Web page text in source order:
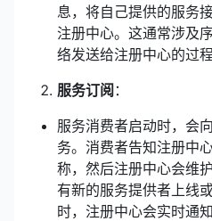
息，将自己提供的服务
注册中心。这通常涉及
络发送给注册中心的过程
服务订阅 ：
服务消费者启动时，会
务。消费者告知注册中
称，然后注册中心会维
有新的服务提供者上线
时，注册中心会实时通